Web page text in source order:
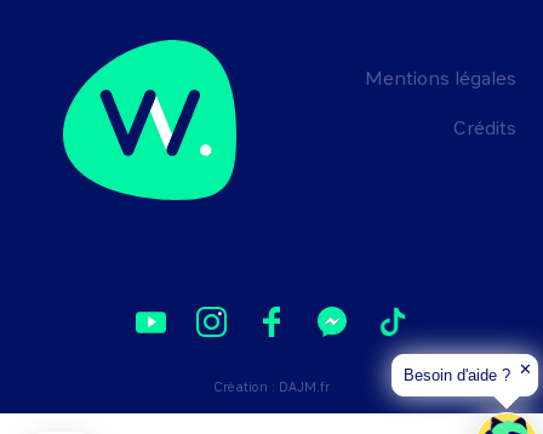
Création : DAJM.fr
Mentions légales
Crédits
Besoin d'aide ? ✕